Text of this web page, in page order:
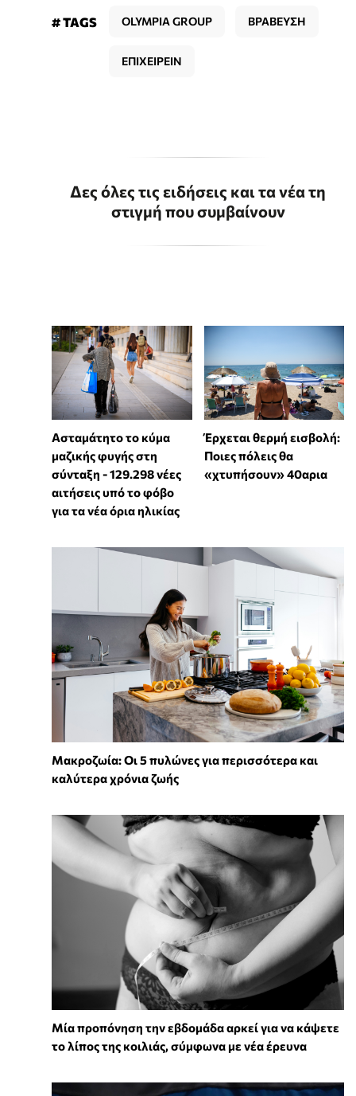
# TAGS OLYMPIA GROUP ΒΡΑΒΕΥΣΗ
ΕΠΙΧΕΙΡΕΙΝ
Δες όλες τις ειδήσεις και τα νέα τη
στιγμή που συμβαίνουν
Ασταμάτητο το κύμα
μαζικής φυγής στη
σύνταξη - 129.298 νέες
αιτήσεις υπό το φόβο
για τα νέα όρια ηλικίας
Έρχεται θερμή εισβολή:
Ποιες πόλεις θα
«χτυπήσουν» 40αρια
Mακροζωία: Οι 5 πυλώνες για περισσότερα και
καλύτερα χρόνια ζωής
Μία προπόνηση την εβδομάδα αρκεί για να κάψετε
το λίπος της κοιλιάς, σύμφωνα με νέα έρευνα